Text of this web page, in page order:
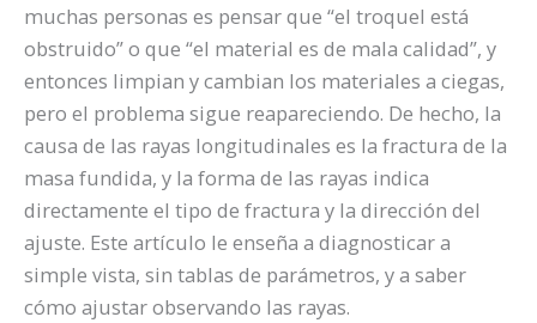
muchas personas es pensar que “el troquel está
obstruido” o que “el material es de mala calidad”, y
entonces limpian y cambian los materiales a ciegas,
pero el problema sigue reapareciendo. De hecho, la
causa de las rayas longitudinales es la fractura de la
masa fundida, y la forma de las rayas indica
directamente el tipo de fractura y la dirección del
ajuste. Este artículo le enseña a diagnosticar a
simple vista, sin tablas de parámetros, y a saber
cómo ajustar observando las rayas.